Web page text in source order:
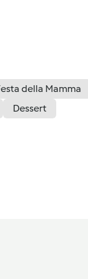
della Mamma
Dessert